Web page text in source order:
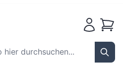
durchsuchen...